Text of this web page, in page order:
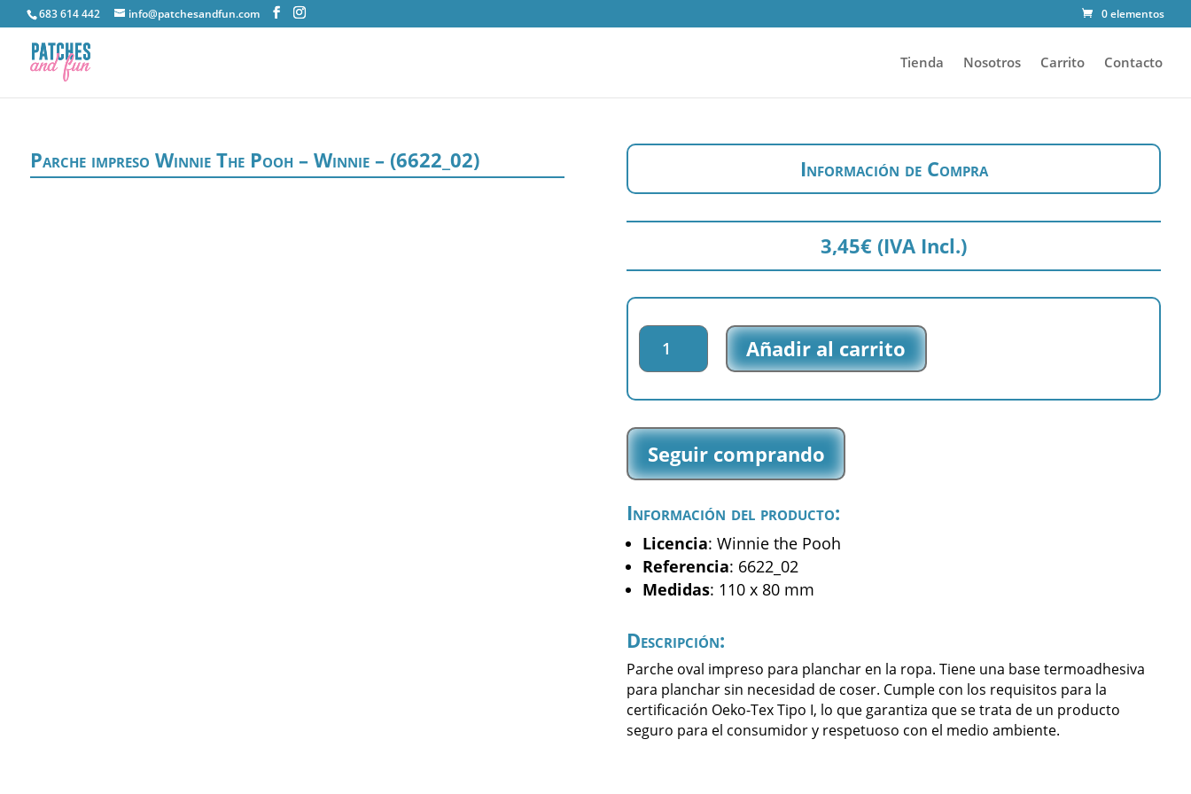
683 614 442 info@patchesandfun.com 0 elementos
Tienda Nosotros Carrito Contacto
Parche impreso Winnie The Pooh – Winnie – (6622_02) Información de Compra
3,45€ (IVA Incl.)
Parche
impreso
Winnie
The
-
Winnie
-
cantidad
Añadir al carrito
Seguir comprando
Información del producto:
Licencia: Winnie the Pooh
Referencia: 6622_02
Medidas: 110 x 80 mm
Descripción:
Parche oval impreso para planchar en la ropa. Tiene una base termoadhesiva
para planchar sin necesidad de coser. Cumple con los requisitos para la
certificación Oeko-Tex Tipo I, lo que garantiza que se trata de un producto
seguro para el consumidor y respetuoso con el medio ambiente.